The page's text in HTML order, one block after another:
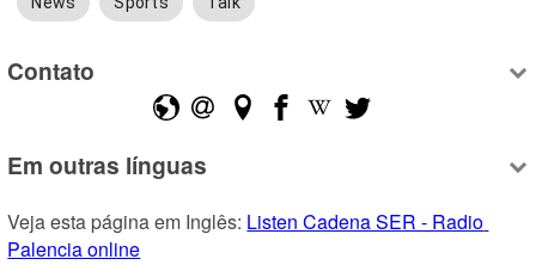
Contato
Em outras línguas
Veja esta página em Inglês: Listen Cadena SER - Radio
Palencia online